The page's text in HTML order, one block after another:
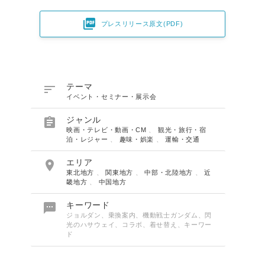
 プレスリリース原文(PDF)
 テーマ
イベント・セミナー・展示会
 ジャンル
映画・テレビ・動画・CM
観光・旅行・宿
泊・レジャー
趣味・娯楽 、運輸・交通
 エリア
東北地方 、関東地方 、中部・北陸地方 、近
畿地方
中国地方
 キーワード
ジョルダン、乗換案内、機動戦士ガンダム、閃
光のハサウェイ、コラボ、着せ替え、キーワー
ド